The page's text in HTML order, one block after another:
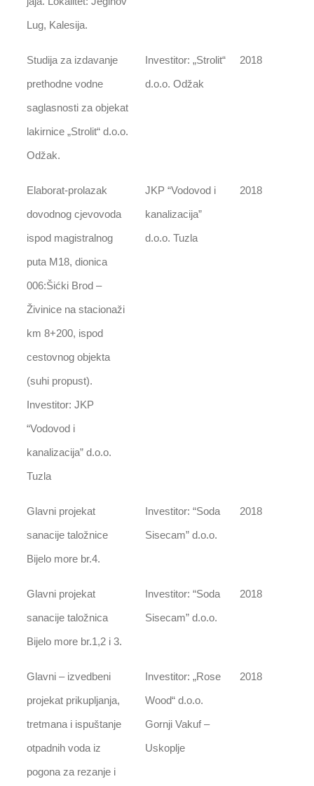
Lug, Kalesija.
Studija za izdavanje
prethodne vodne
saglasnosti za objekat
lakirnice „Strolit“ d.o.o.
Odžak.
Investitor: „Strolit“
d.o.o. Odžak
2018
Elaborat-prolazak
dovodnog cjevovoda
ispod magistralnog
puta M18, dionica
006:Šićki Brod –
Živinice na stacionaži
km 8+200, ispod
cestovnog objekta
(suhi propust).
Investitor: JKP
“Vodovod i
kanalizacija” d.o.o.
Tuzla
JKP “Vodovod i
kanalizacija”
d.o.o. Tuzla
2018
Glavni projekat
sanacije taložnice
Bijelo more br.4.
Investitor: “Soda
Sisecam” d.o.o.
2018
Glavni projekat
sanacije taložnica
Bijelo more br.1,2 i 3.
Investitor: “Soda
Sisecam” d.o.o.
2018
Glavni – izvedbeni
projekat prikupljanja,
tretmana i ispuštanje
otpadnih voda iz
pogona za rezanje i
Investitor: „Rose
Wood“ d.o.o.
Gornji Vakuf –
Uskoplje
2018